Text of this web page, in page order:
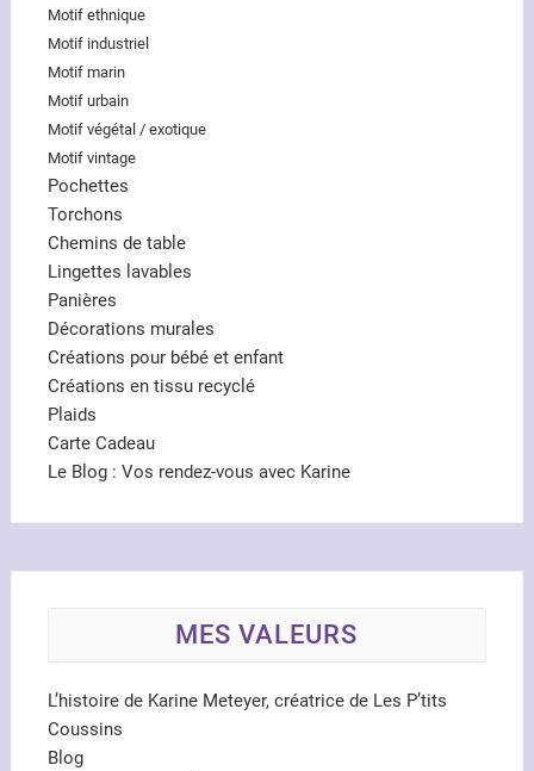
Motif ethnique
Motif industriel
Motif marin
Motif urbain
Motif végétal / exotique
Motif vintage
Pochettes
Torchons
Chemins de table
Lingettes lavables
Panières
Décorations murales
Créations pour bébé et enfant
Créations en tissu recyclé
Plaids
Carte Cadeau
Le Blog : Vos rendez-vous avec Karine
MES VALEURS
L’histoire de Karine Meteyer, créatrice de Les P’tits
Coussins
Blog